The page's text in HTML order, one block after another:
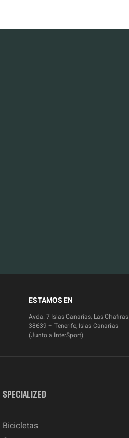
ESTAMOS EN
Avda. 7 Islas Canarias, Las Chafiras
38639 – Tenerife, Islas Canarias
(Junto a InterSport)
SPECIALIZED
Bicicletas